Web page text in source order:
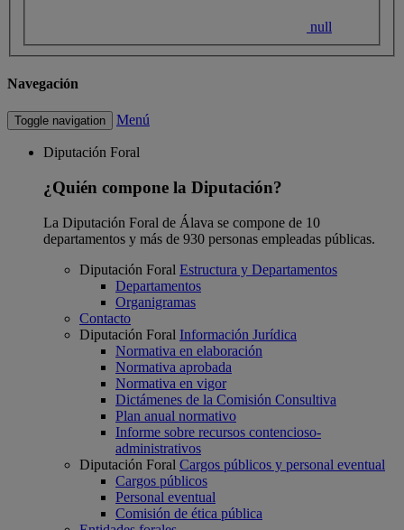
null
Navegación
Toggle navigation Menú
Diputación Foral
¿Quién compone la Diputación?
La Diputación Foral de Álava se compone de 10
departamentos y más de 930 personas empleadas públicas.
Diputación Foral Estructura y Departamentos
Departamentos
Organigramas
Contacto
Diputación Foral Información Jurídica
Normativa en elaboración
Normativa aprobada
Normativa en vigor
Dictámenes de la Comisión Consultiva
Plan anual normativo
Informe sobre recursos contencioso-
administrativos
Diputación Foral Cargos públicos y personal eventual
Cargos públicos
Personal eventual
Comisión de ética pública